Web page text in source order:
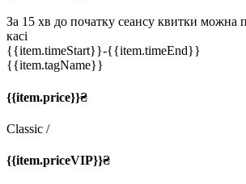
За 15 хв до початку сеансу квитки можна
касі
{{item.timeStart}}-{{item.timeEnd}}
{{item.tagName}}
{{item.price}}₴
Classic /
{{item.priceVIP}}₴